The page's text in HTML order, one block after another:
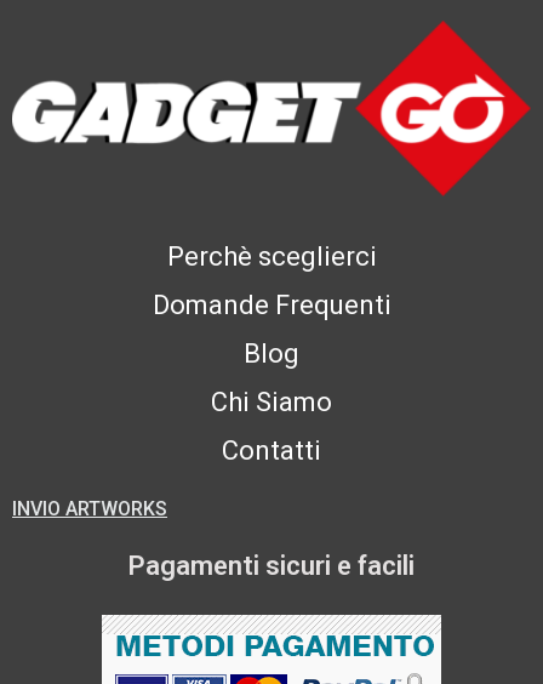
Perchè sceglierci
Domande Frequenti
Blog
Chi Siamo
Contatti
INVIO ARTWORKS
Pagamenti sicuri e facili